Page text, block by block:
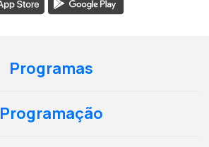
Programas
Programação